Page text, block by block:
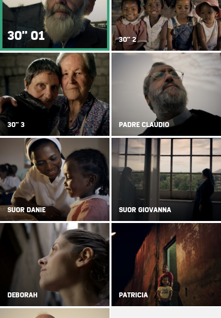
30" 01 30" 2
30" 3 PADRE CLAUDIO
SUOR DANIE SUOR GIOVANNA
DEBORAH PATRICIA